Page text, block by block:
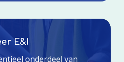
E&I
onderdeel van